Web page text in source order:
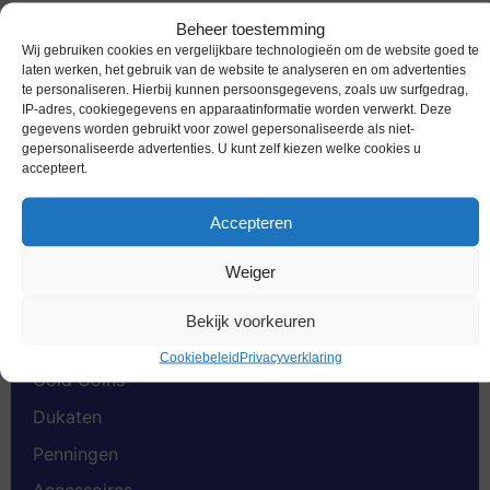
Beheer toestemming
Wij gebruiken cookies en vergelijkbare technologieën om de website goed te
laten werken, het gebruik van de website te analyseren en om advertenties
te personaliseren. Hierbij kunnen persoonsgegevens, zoals uw surfgedrag,
IP-adres, cookiegegevens en apparaatinformatie worden verwerkt. Deze
gegevens worden gebruikt voor zowel gepersonaliseerde als niet-
gepersonaliseerde advertenties. U kunt zelf kiezen welke cookies u
accepteert.
Accepteren
Weiger
Bekijk voorkeuren
CookiebeleidPrivacyverklaring
Productcategorieën
Euromunten
Speciale 2 euromunten
Gold Coins
Dukaten
Penningen